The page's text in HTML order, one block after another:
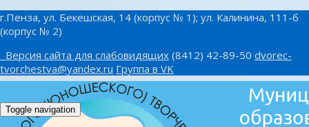
г.Пенза, ул. Бекешская, 14 (корпус № 1); ул. Калинина, 111-б
(корпус № 2)
Версия сайта для слабовидящих (8412) 42-89-50 dvorec-
tvorchestva@yandex.ru Группа в VK
Toggle navigation